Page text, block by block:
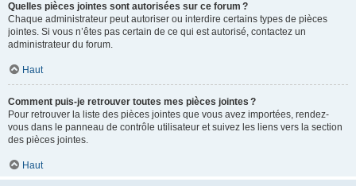
Quelles pièces jointes sont autorisées sur ce forum ?
Chaque administrateur peut autoriser ou interdire certains types de pièces
jointes. Si vous n’êtes pas certain de ce qui est autorisé, contactez un
administrateur du forum.
Haut
Comment puis-je retrouver toutes mes pièces jointes ?
Pour retrouver la liste des pièces jointes que vous avez importées, rendez-
vous dans le panneau de contrôle utilisateur et suivez les liens vers la section
des pièces jointes.
Haut